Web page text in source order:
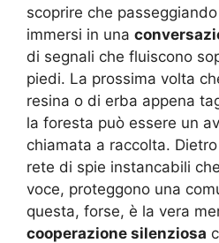
scoprire che
immersi in una
di segnali che fluiscono
piedi. La prossima volta
resina o di erba appena
la foresta può essere un
chiamata a raccolta.
rete di spie instancabili
voce, proteggono una
questa, forse, è la vera
cooperazione silenziosa